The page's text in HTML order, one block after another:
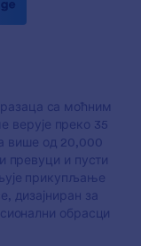
са моћним
верује преко 35
више од 20,000
превуци и пусти
прикупљање
дизајниран за
обрасци